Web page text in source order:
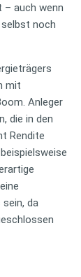
– auch wenn
selbst noch
mit
Anleger
die in den
Rendite
da